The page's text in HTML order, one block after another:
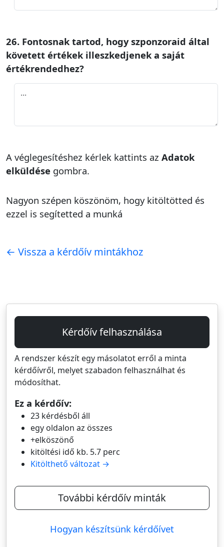
26. Fontosnak tartod, hogy szponzoraid által
követett értékek illeszkedjenek a saját
értékrendedhez?
A véglegesítéshez kérlek kattints az Adatok
elküldése gombra.
Nagyon szépen köszönöm, hogy kitöltötted és
ezzel is segítetted a munká
← Vissza a kérdőív mintákhoz
Kérdőív felhasználása
A rendszer készít egy másolatot erről a minta
kérdőívről, melyet szabadon felhasználhat és
módosíthat.
Ez a kérdőív:
23 kérdésből áll
egy oldalon az összes
+elköszönő
kitöltési idő kb. 5.7 perc
Kitölthető változat →
További kérdőív minták
Hogyan készítsünk kérdőívet